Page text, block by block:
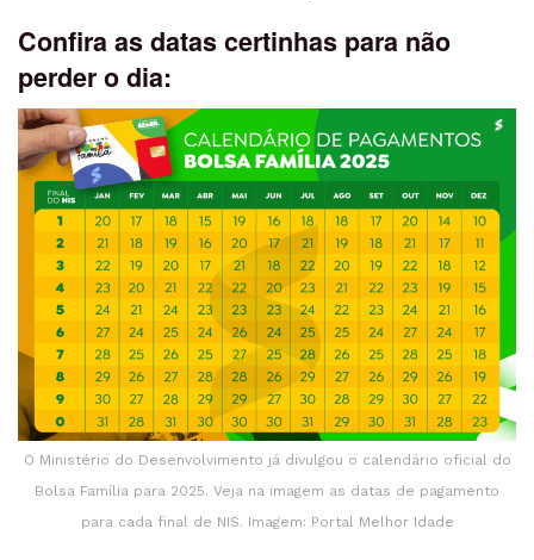
Confira as datas certinhas para não
perder o dia:
O Ministério do Desenvolvimento já divulgou o calendário oficial do
Bolsa Família para 2025. Veja na imagem as datas de pagamento
para cada final de NIS. Imagem: Portal Melhor Idade